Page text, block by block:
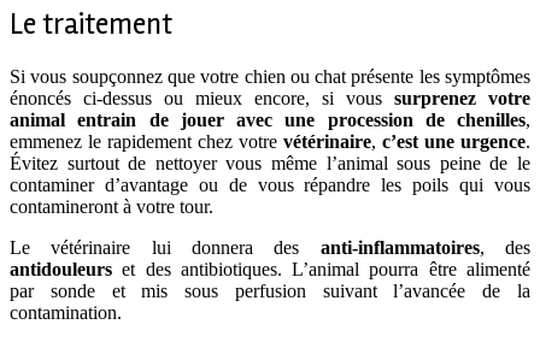
Le traitement
Si vous soupçonnez que votre chien ou chat présente les symptômes
énoncés ci-dessus ou mieux encore, si vous surprenez votre
animal entrain de jouer avec une procession de chenilles,
emmenez le rapidement chez votre vétérinaire, c’est une urgence.
Évitez surtout de nettoyer vous même l’animal sous peine de le
contaminer d’avantage ou de vous répandre les poils qui vous
contamineront à votre tour.
Le vétérinaire lui donnera des anti-inflammatoires, des
antidouleurs et des antibiotiques. L’animal pourra être alimenté
par sonde et mis sous perfusion suivant l’avancée de la
contamination.